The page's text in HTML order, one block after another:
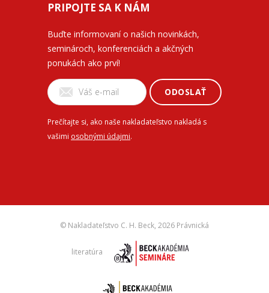
PRIPOJTE SA K NÁM
Buďte informovaní o našich novinkách,
seminároch, konferenciách a akčných
ponukách ako prví!
ODOSLAŤ
Prečítajte si, ako naše nakladateľstvo nakladá s
vašimi osobnými údajmi.
© Nakladateľstvo C. H. Beck, 2026 Právnická
literatúra